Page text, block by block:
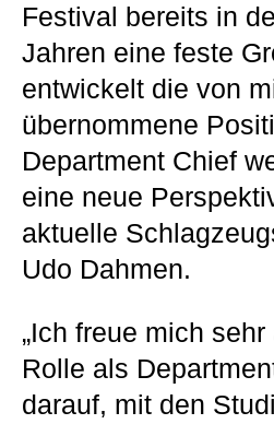
Festival bereits in
Jahren eine feste
entwickelt die von
übernommene
Department Chief
eine neue
aktuelle
Udo Dahmen.
„Ich freue mich
Rolle als
darauf, mit den